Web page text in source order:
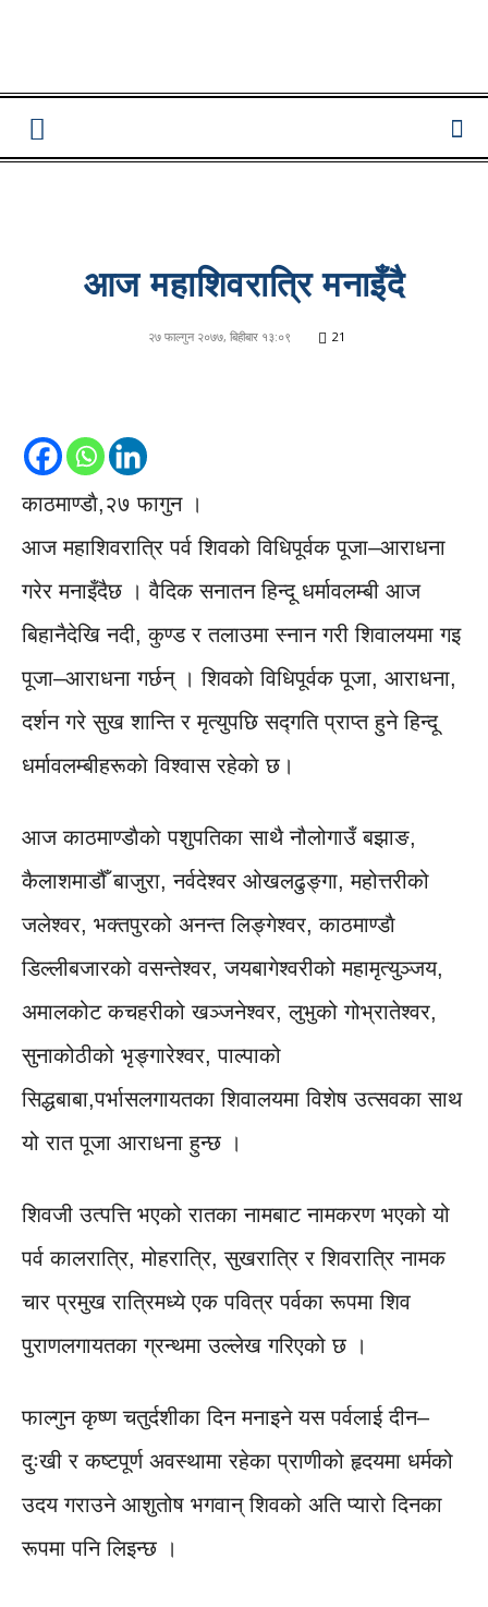
Lumbini
आज महाशिवरात्रि मनाइँदै
२७ फाल्गुन २०७७, बिहीबार १३:०९ 21
काठमाण्डाै,२७ फागुन ।
आज महाशिवरात्रि पर्व शिवको विधिपूर्वक पूजा–आराधना
गरेर मनाइँदैछ । वैदिक सनातन हिन्दू धर्मावलम्बी आज
बिहानैदेखि नदी, कुण्ड र तलाउमा स्नान गरी शिवालयमा गइ
पूजा–आराधना गर्छन् । शिवकाे विधिपूर्वक पूजा, आराधना,
दर्शन गरे सुख शान्ति र मृत्युपछि सद्गति प्राप्त हुने हिन्दू
धर्मावलम्बीहरूकाे विश्वास रहेकाे छ।
आज काठमाण्डाैकाे पशुपतिका साथै नौलोगाउँ बझाङ,
कैलाशमाडौँ बाजुरा, नर्वदेश्वर ओखलढुङ्गा, महोत्तरीको
जलेश्वर, भक्तपुरको अनन्त लिङ्गेश्वर, काठमाण्डाै
डिल्लीबजारको वसन्तेश्वर, जयबागेश्वरीको महामृत्युञ्जय,
अमालकोट कचहरीको खञ्जनेश्वर, लुभुको गोभ्रातेश्वर,
सुनाकोठीको भृङ्गारेश्वर, पाल्पाको
सिद्धबाबा,पर्भासलगायतका शिवालयमा विशेष उत्सवका साथ
यो रात पूजा आराधना हुन्छ ।
शिवजी उत्पत्ति भएको रातका नामबाट नामकरण भएको यो
पर्व कालरात्रि, मोहरात्रि, सुखरात्रि र शिवरात्रि नामक
चार प्रमुख रात्रिमध्ये एक पवित्र पर्वका रूपमा शिव
पुराणलगायतका ग्रन्थमा उल्लेख गरिएको छ ।
फाल्गुन कृष्ण चतुर्दशीका दिन मनाइने यस पर्वलाई दीन–
दुःखी र कष्टपूर्ण अवस्थामा रहेका प्राणीको हृदयमा धर्मको
उदय गराउने आशुतोष भगवान् शिवको अति प्यारो दिनका
रूपमा पनि लिइन्छ ।